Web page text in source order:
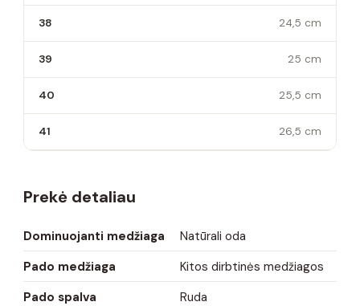
38 24,5 cm
39 25 cm
40 25,5 cm
41 26,5 cm
Prekė detaliau
Dominuojanti medžiaga
Natūrali oda
Pado medžiaga
Kitos dirbtinės medžiagos
Pado spalva
Ruda